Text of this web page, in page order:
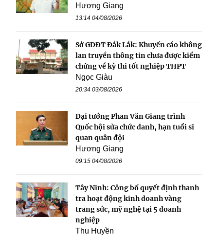
Hương Giang
13:14 04/08/2026
Sở GDĐT Đắk Lắk: Khuyến cáo không
lan truyền thông tin chưa được kiểm
chứng về kỳ thi tốt nghiệp THPT
Ngọc Giàu
20:34 03/08/2026
Đại tướng Phan Văn Giang trình
Quốc hội sửa chức danh, hạn tuổi sĩ
quan quân đội
Hương Giang
09:15 04/08/2026
Tây Ninh: Công bố quyết định thanh
tra hoạt động kinh doanh vàng
trang sức, mỹ nghệ tại 5 doanh
nghiệp
Thu Huyền